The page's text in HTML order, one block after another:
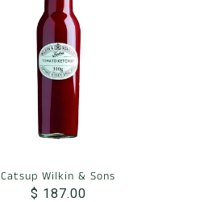
Catsup Wilkin & Sons
$ 187.00